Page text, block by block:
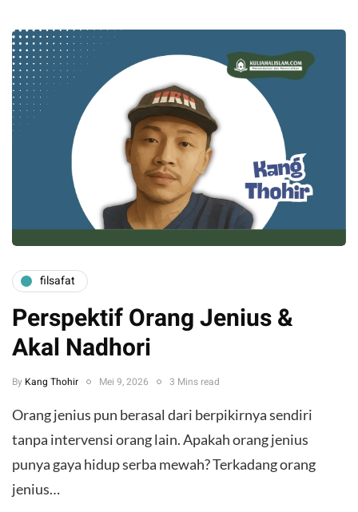
filsafat
Perspektif Orang Jenius &
Akal Nadhori
By Kang Thohir Mei 9, 2026 3 Mins read
Orang jenius pun berasal dari berpikirnya sendiri
tanpa intervensi orang lain. Apakah orang jenius
punya gaya hidup serba mewah? Terkadang orang
jenius…